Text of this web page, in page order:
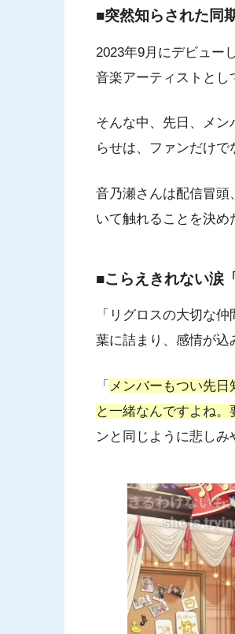
■突然知らされた同
2023年9月にデビュー
音楽アーティストとし
そんな中、先日、メ
らせは、ファンだけで
音乃瀬さんは配信冒頭
いて触れることを決め
■こらえきれない涙
「リグロスの大切な
葉に詰まり、感情が込
「 メンバーもつい先
と一緒なんですよね。
ンと同じように悲しみ